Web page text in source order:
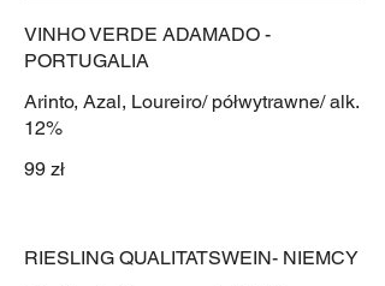
VINHO VERDE ADAMADO -
PORTUGALIA
Arinto, Azal, Loureiro/ półwytrawne/ alk.
12%
99 zł
RIESLING QUALITATSWEIN- NIEMCY